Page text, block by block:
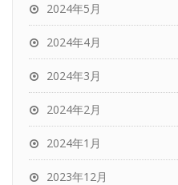
2024年5月
2024年4月
2024年3月
2024年2月
2024年1月
2023年12月